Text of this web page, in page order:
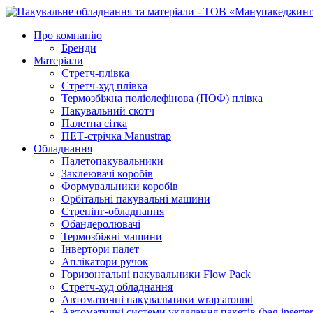
Про компанію
Бренди
Матеріали
Стретч-плівка
Стретч-худ плівка
Термозбіжна поліолефінова (ПОФ) плівка
Пакувальний скотч
Палетна сітка
ПЕТ-стрічка Manustrap
Обладнання
Палетопакувальники
Заклеювачі коробів
Формувальники коробів
Орбітальні пакувальні машини
Стрепінг-обладнання
Обандеролювачі
Термозбіжні машини
Інвертори палет
Аплікатори ручок
Горизонтальні пакувальники Flow Pack
Стретч-худ обладнання
Автоматичні пакувальники wrap around